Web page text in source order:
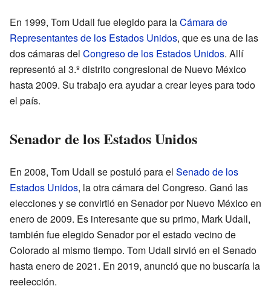
En 1999, Tom Udall fue elegido para laCámara de
Representantes de los Estados Unidos, que es una de las
dos cámaras del Congreso de los Estados Unidos. Allí
representó al 3.º distrito congresional de Nuevo México
hasta 2009. Su trabajo era ayudar a crear leyes para todo
el país.
Senador de los Estados Unidos
En 2008, Tom Udall se postuló para el Senado de los
Estados Unidos, la otra cámara del Congreso. Ganó las
elecciones y se convirtió en Senador por Nuevo México en
enero de 2009. Es interesante que su primo, Mark Udall,
también fue elegido Senador por el estado vecino de
Colorado al mismo tiempo. Tom Udall sirvió en el Senado
hasta enero de 2021. En 2019, anunció que no buscaría la
reelección.